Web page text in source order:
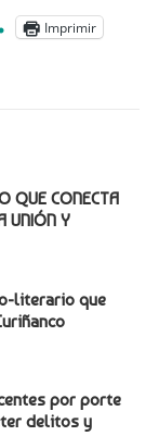
Imprimir
QUE CONECTA
UNIÓN Y
literario que
por porte
delitos y